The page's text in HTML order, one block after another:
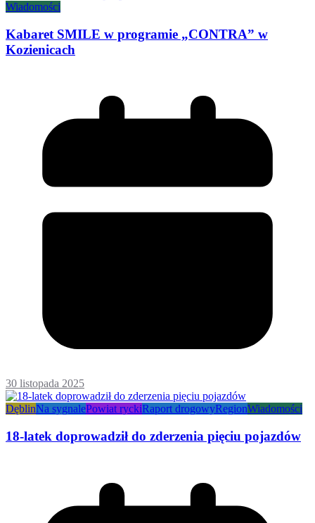
Wiadomości
Kabaret SMILE w programie „CONTRA” w
Kozienicach
30 listopada 2025
DęblinNa sygnalePowiat ryckiRaport drogowyRegionWiadomości
18-latek doprowadził do zderzenia pięciu pojazdów